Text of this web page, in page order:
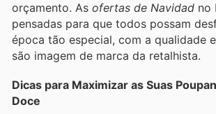
orçamento. As ofertas de Navidad no
pensadas para que todos possam
época tão especial, com a qualidade
são imagem de marca da retalhista.
Dicas para Maximizar as Suas
Doce